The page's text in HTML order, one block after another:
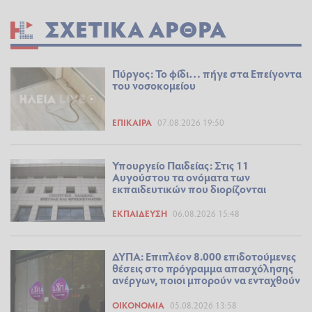
ΣΧΕΤΙΚΆ ΆΡΘΡΑ
Πύργος: Το φίδι… πήγε στα Επείγοντα
του νοσοκομείου
ΕΠΊΚΑΙΡΑ 07.08.2026 19:50
Υπουργείο Παιδείας: Στις 11
Αυγούστου τα ονόματα των
εκπαιδευτικών που διορίζονται
ΕΚΠΑΊΔΕΥΣΗ 06.08.2026 15:48
ΔΥΠΑ: Επιπλέον 8.000 επιδοτούμενες
θέσεις στο πρόγραμμα απασχόλησης
ανέργων, ποιοι μπορούν να ενταχθούν
ΟΙΚΟΝΟΜΊΑ 05.08.2026 13:58